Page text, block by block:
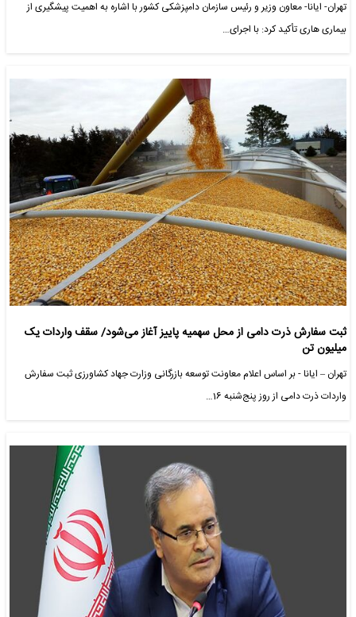
تهران- ایانا- معاون وزیر و رئیس سازمان دامپزشکی کشور با اشاره به اهمیت پیشگیری از
بیماری هاری تأکید کرد: با اجرای…
ثبت سفارش ذرت دامی از محل سهمیه پاییز آغاز می‌شود/ سقف واردات یک
میلیون تن
تهران – ایانا - بر اساس اعلام معاونت توسعه بازرگانی وزارت جهاد کشاورزی ثبت سفارش
واردات ذرت دامی از روز پنج‌شنبه 16…